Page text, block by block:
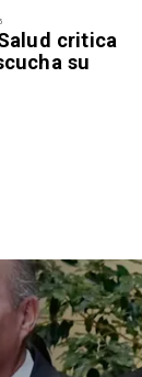
critica
su